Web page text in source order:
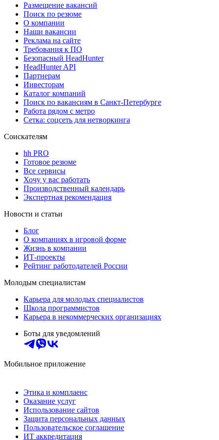
Размещение вакансий
Поиск по резюме
О компании
Наши вакансии
Реклама на сайте
Требования к ПО
Безопасный HeadHunter
HeadHunter API
Партнерам
Инвесторам
Каталог компаний
Поиск по вакансиям в Санкт-Петербурге
Работа рядом с метро
Сетка: соцсеть для нетворкинга
Соискателям
hh PRO
Готовое резюме
Все сервисы
Хочу у вас работать
Производственный календарь
Экспертная рекомендация
Новости и статьи
Блог
О компаниях в игровой форме
Жизнь в компании
ИТ-проекты
Рейтинг работодателей России
Молодым специалистам
Карьера для молодых специалистов
Школа программистов
Карьера в некоммерческих организациях
Боты для уведомлений
Мобильное приложение
Этика и комплаенс
Оказание услуг
Использование сайтов
Защита персональных данных
Пользовательское соглашение
ИТ аккредитация